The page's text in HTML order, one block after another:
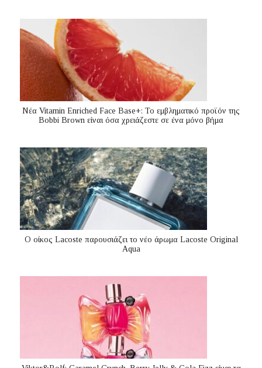
Nέα Vitamin Enriched Face Base+: Το εμβληματικό προϊόν της
Bobbi Brown είναι όσα χρειάζεστε σε ένα μόνο βήμα
Ο οίκος Lacoste παρουσιάζει το νέο άρωμα Lacoste Original
Aqua